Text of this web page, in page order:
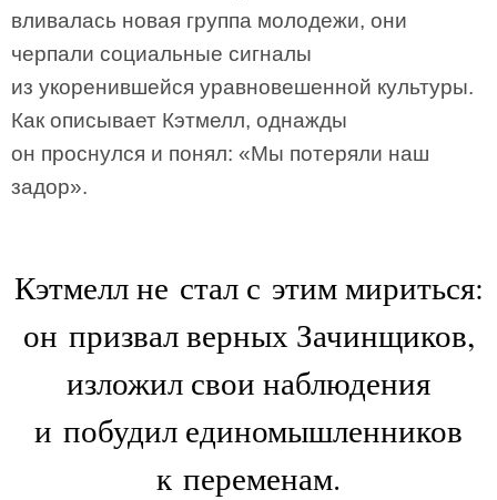
вливалась новая группа молодежи, они
черпали социальные сигналы
из укоренившейся уравновешенной культуры.
Как описывает Кэтмелл, однажды
он проснулся и понял: «Мы потеряли наш
задор».
Кэтмелл не стал с этим мириться:
он призвал верных Зачинщиков,
изложил свои наблюдения
и побудил единомышленников
к переменам.